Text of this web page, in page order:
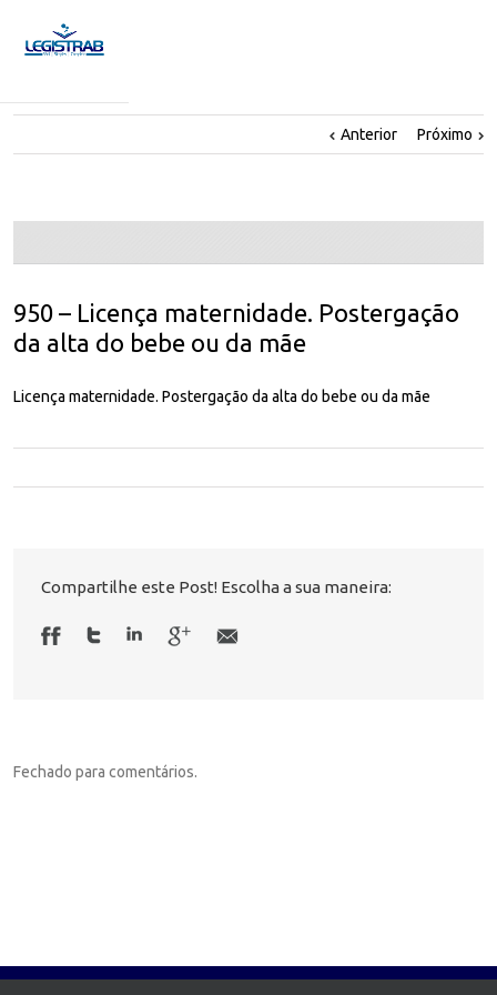
Anterior Próximo
950 – Licença maternidade. Postergação
da alta do bebe ou da mãe
Licença maternidade. Postergação da alta do bebe ou da mãe
Compartilhe este Post! Escolha a sua maneira:
Fechado para comentários.